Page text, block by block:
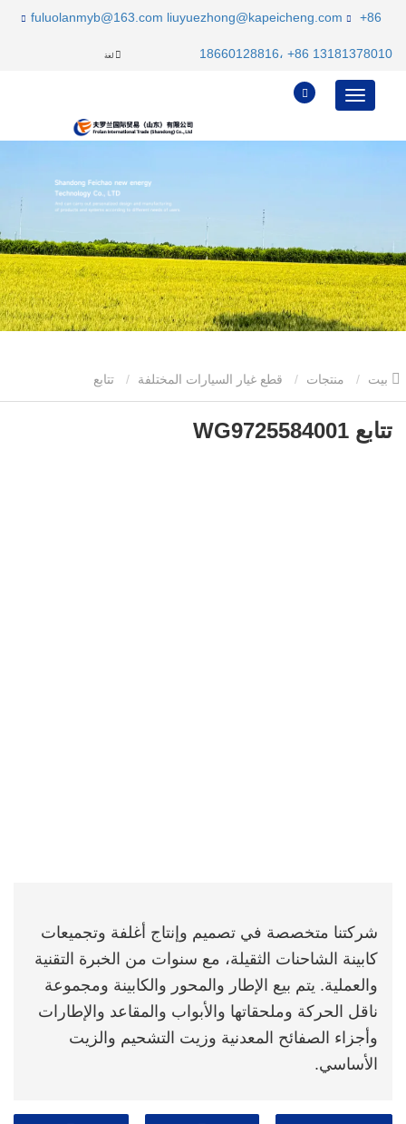
fuluolanmyb@163.com liuyuezhong@kapeicheng.com +86
18660128816، +86 13181378010 لغة
منتجات قطع غيار السيارات المختلفة تتابع
WG9725584001
تتابع WG9725584001
شركتنا متخصصة في تصميم وإنتاج أغلفة وتجميعات
كابينة الشاحنات الثقيلة، مع سنوات من الخبرة التقنية
والعملية. يتم بيع الإطار والمحور والكابينة ومجموعة
ناقل الحركة وملحقاتها والأبواب والمقاعد والإطارات
وأجزاء الصفائح المعدنية وزيت التشحيم والزيت
الأساسي.